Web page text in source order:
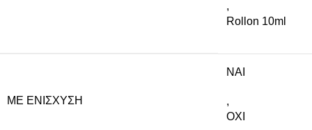
,
Rollon 10ml
ΜΕ ΕΝΊΣΧΥΣΗ
NAI
,
ΟΧΙ